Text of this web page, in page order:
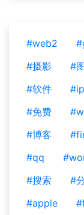
#web2
#摄影
#
#软件
#免费
#博客
#qq
#搜索
#
#apple